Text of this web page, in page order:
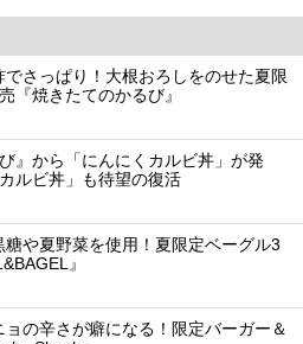
さっぱり！大根おろしをのせた夏限
『焼きたてのかるび』
』から「にんにくカルビ丼」が発
ルビ丼」も待望の復活
や夏野菜を使用！夏限定ベーグル3
』
の辛さが癖になる！限定バーガー＆